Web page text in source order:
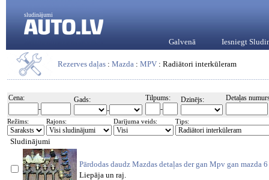
sludinājumi
Galvenā Iesniegt
Rezerves daļas : Mazda : MPV : Radiātori interkūleram
Cena:
-
Gads:
-
Tilpums:
-
Dzinējs: Detaļas
Režīms: Rajons: Darījuma veids: Tips:
Sludinājumi
Pārdodas daudz Mazdas detaļas der gan Mpv gan mazda
Liepāja un raj.